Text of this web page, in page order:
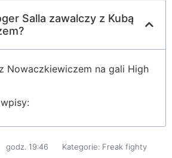
Salla zawalczy z Kubą
Nowaczkiewiczem na gali High
godz. 19:46 Kategorie: Freak fighty